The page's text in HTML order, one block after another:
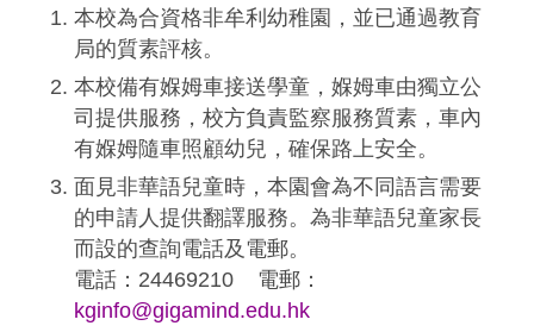
本校為合資格非牟利幼稚園，並已通過教育
局的質素評核。
本校備有媬姆車接送學童，媬姆車由獨立公
司提供服務，校方負責監察服務質素，車內
有媬姆隨車照顧幼兒，確保路上安全。
面見非華語兒童時，本園會為不同語言需要
的申請人提供翻譯服務。為非華語兒童家長
而設的查詢電話及電郵。
電話：24469210 電郵：
kginfo@gigamind.edu.hk